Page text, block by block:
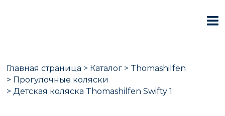
Главная страница > Каталог > Thomashilfen
> Прогулочные коляски
>Детская коляска Thomashilfen Swifty 1